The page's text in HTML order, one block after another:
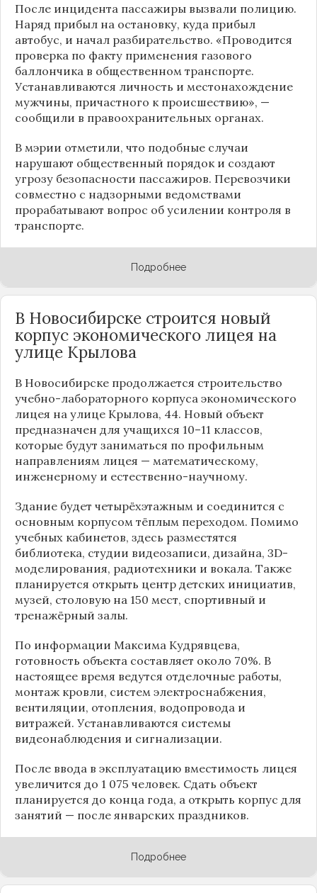
После инцидента пассажиры вызвали полицию.
Наряд прибыл на остановку, куда прибыл
автобус, и начал разбирательство. «Проводится
проверка по факту применения газового
баллончика в общественном транспорте.
Устанавливаются личность и местонахождение
мужчины, причастного к происшествию», —
сообщили в правоохранительных органах.
В мэрии отметили, что подобные случаи
нарушают общественный порядок и создают
угрозу безопасности пассажиров. Перевозчики
совместно с надзорными ведомствами
прорабатывают вопрос об усилении контроля в
транспорте.
Подробнее
В Новосибирске строится новый
корпус экономического лицея на
улице Крылова
В Новосибирске продолжается строительство
учебно-лабораторного корпуса экономического
лицея на улице Крылова, 44. Новый объект
предназначен для учащихся 10–11 классов,
которые будут заниматься по профильным
направлениям лицея — математическому,
инженерному и естественно-научному.
Здание будет четырёхэтажным и соединится с
основным корпусом тёплым переходом. Помимо
учебных кабинетов, здесь разместятся
библиотека, студии видеозаписи, дизайна, 3D-
моделирования, радиотехники и вокала. Также
планируется открыть центр детских инициатив,
музей, столовую на 150 мест, спортивный и
тренажёрный залы.
По информации Максима Кудрявцева,
готовность объекта составляет около 70%. В
настоящее время ведутся отделочные работы,
монтаж кровли, систем электроснабжения,
вентиляции, отопления, водопровода и
витражей. Устанавливаются системы
видеонаблюдения и сигнализации.
После ввода в эксплуатацию вместимость лицея
увеличится до 1 075 человек. Сдать объект
планируется до конца года, а открыть корпус для
занятий — после январских праздников.
Подробнее